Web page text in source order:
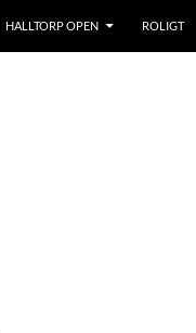
HALLTORP OPEN ROLIGT